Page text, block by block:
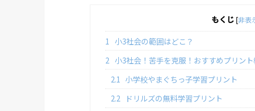
もくじ [非表
1 小3社会の範囲はどこ？
2 小3社会！苦手を克服！おすすめプリン
2.1 小学校やまぐちっ子学習プリント
2.2
ドリルズの無料学習プリント